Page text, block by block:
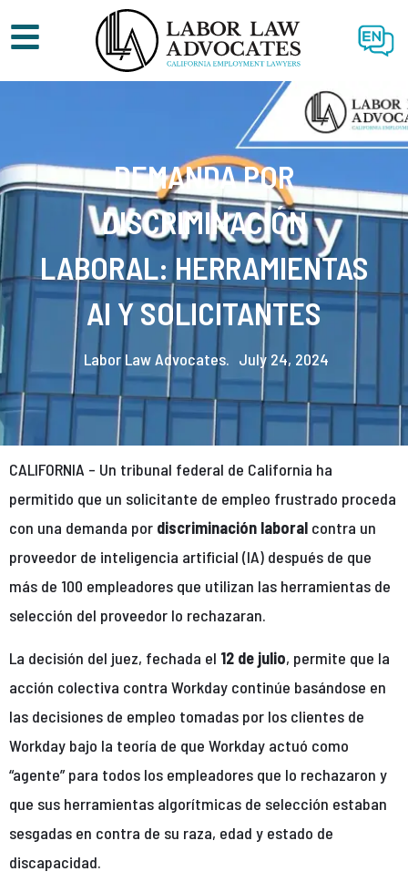
EN
DEMANDA POR
DISCRIMINACIÓN
LABORAL: HERRAMIENTAS
AI Y SOLICITANTES
Labor Law Advocates. July 24, 2024
CALIFORNIA – Un tribunal federal de California ha
permitido que un solicitante de empleo frustrado proceda
con una demanda por discriminación laboral contra un
proveedor de inteligencia artificial (IA) después de que
más de 100 empleadores que utilizan las herramientas de
selección del proveedor lo rechazaran.
La decisión del juez, fechada el 12 de julio, permite que la
acción colectiva contra Workday continúe basándose en
las decisiones de empleo tomadas por los clientes de
Workday bajo la teoría de que Workday actuó como
“agente” para todos los empleadores que lo rechazaron y
que sus herramientas algorítmicas de selección estaban
sesgadas en contra de su raza, edad y estado de
discapacidad.